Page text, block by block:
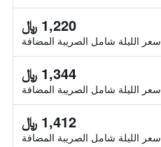
1,220 ﷼
سعر الليلة شامل الصريبة المضافة
1,344 ﷼
سعر الليلة شامل الصريبة المضافة
1,412 ﷼
سعر الليلة شامل الصريبة المضافة